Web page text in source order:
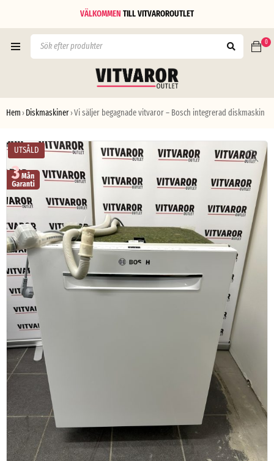
VÄLKOMMEN TILLVITVAROROUTLET
0
Hem › Diskmaskiner ›Vi säljer begagnade vitvaror – Bosch integrerad diskmaskin
UTSÅLD